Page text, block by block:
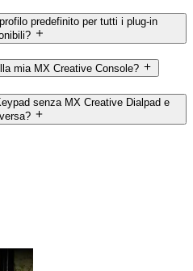
predefinito per tutti i plug-in
mia MX Creative Console?
senza MX Creative Dialpad e